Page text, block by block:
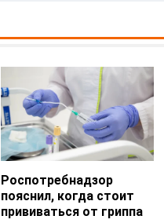
Роспотребнадзор
пояснил, когда стоит
прививаться от гриппа